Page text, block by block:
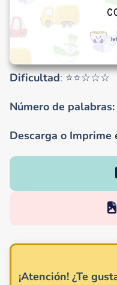
Dificultad: ⭐⭐☆☆☆
Número de palabras:
Descarga o
¡Atención! ¿Te